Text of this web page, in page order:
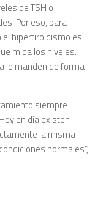
de TSH o
Por eso, para
hipertiroidismo es
mida los niveles.
lo manden de forma
siempre
en día existen
la misma
normales”,